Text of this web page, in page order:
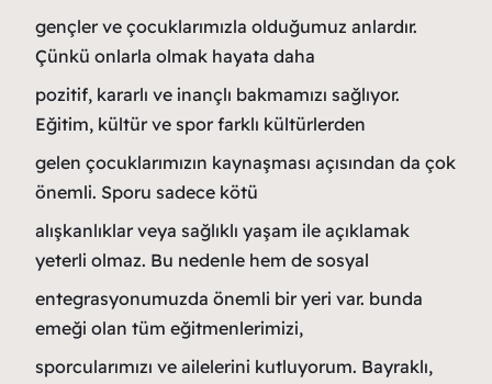
gençler ve çocuklarımızla olduğumuz anlardır.
Çünkü onlarla olmak hayata daha
pozitif, kararlı ve inançlı bakmamızı sağlıyor.
Eğitim, kültür ve spor farklı kültürlerden
gelen çocuklarımızın kaynaşması açısından da çok
önemli. Sporu sadece kötü
alışkanlıklar veya sağlıklı yaşam ile açıklamak
yeterli olmaz. Bu nedenle hem de sosyal
entegrasyonumuzda önemli bir yeri var. bunda
emeği olan tüm eğitmenlerimizi,
sporcularımızı ve ailelerini kutluyorum. Bayraklı,